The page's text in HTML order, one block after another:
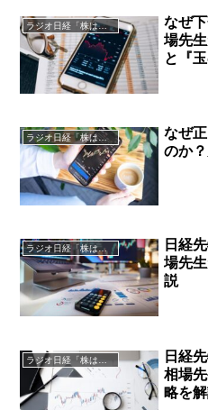
ラジオ日経「株は技術だ！」
なぜ
場先
と『玉
ラジオ日経「株は技術だ！」
なぜ
のか
ラジオ日経「株は技術だ！」
日経
場先
説
日経
相場
略を